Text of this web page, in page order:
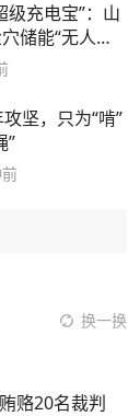
级充电宝”：山
储能“无人
新局
坚，只为“啃”
”
换一换
赂20名裁判